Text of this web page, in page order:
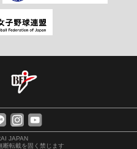
JAPAN
断転載を固く禁じます